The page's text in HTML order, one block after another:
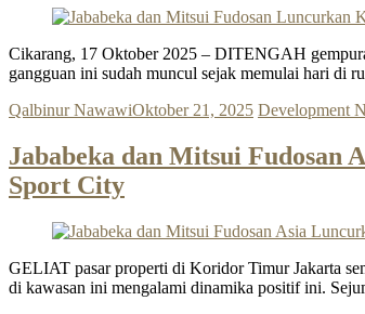
Cikarang, 17 Oktober 2025 – DITENGAH
gangguan ini sudah muncul sejak memulai hari di
Qalbinur NawawiOktober 21, 2025 Development
Jababeka dan Mitsui Fudosan
Sport City
GELIAT pasar properti di Koridor Timur Jakarta
di kawasan ini mengalami dinamika positif ini.